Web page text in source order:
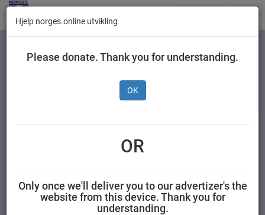
Kategorier
GRILSTAD AS 0,100 kilogram Grilstad
Hjelp norges.online utvikling
Please donate. Thank you for understanding.
OK
OR
Only once we'll deliver you to our advertizer's the
website from this device. Thank you for
understanding.